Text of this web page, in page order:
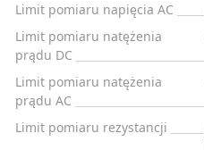
Limit pomiaru napięcia AC
Limit pomiaru natężenia
prądu DC
Limit pomiaru natężenia
prądu AC
Limit pomiaru rezystancji